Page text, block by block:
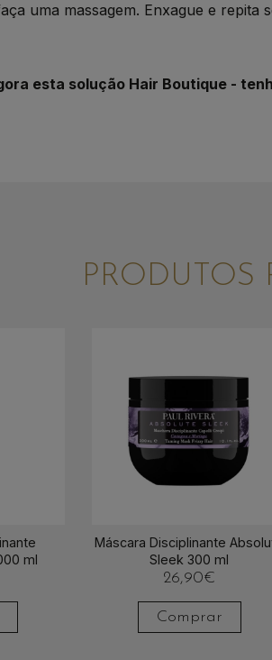
uma massagem. Enxague e
esta solução Hair Boutique -
ml
Máscara Disciplinante
Sleek 300 ml
26,90€
Comprar